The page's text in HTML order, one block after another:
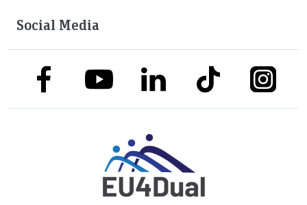
Social Media
link to facebooklink to youtubelink to linkedinlink to tiktok link to